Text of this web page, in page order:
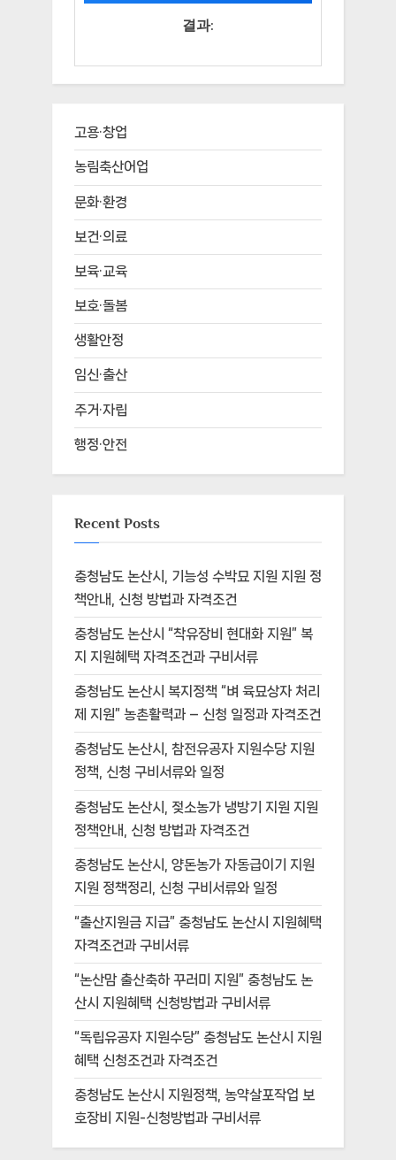
결과:
고용·창업
농림축산어업
문화·환경
보건·의료
보육·교육
보호·돌봄
생활안정
임신·출산
주거·자립
행정·안전
Recent Posts
충청남도 논산시, 기능성 수박묘 지원 지원 정
책안내, 신청 방법과 자격조건
충청남도 논산시 “착유장비 현대화 지원” 복
지 지원혜택 자격조건과 구비서류
충청남도 논산시 복지정책 “벼 육묘상자 처리
제 지원” 농촌활력과 – 신청 일정과 자격조건
충청남도 논산시, 참전유공자 지원수당 지원
정책, 신청 구비서류와 일정
충청남도 논산시, 젖소농가 냉방기 지원 지원
정책안내, 신청 방법과 자격조건
충청남도 논산시, 양돈농가 자동급이기 지원
지원 정책정리, 신청 구비서류와 일정
“출산지원금 지급” 충청남도 논산시 지원혜택
자격조건과 구비서류
“논산맘 출산축하 꾸러미 지원” 충청남도 논
산시 지원혜택 신청방법과 구비서류
“독립유공자 지원수당” 충청남도 논산시 지원
혜택 신청조건과 자격조건
충청남도 논산시 지원정책, 농약살포작업 보
호장비 지원-신청방법과 구비서류